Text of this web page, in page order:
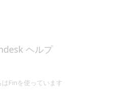
はFinを使っています